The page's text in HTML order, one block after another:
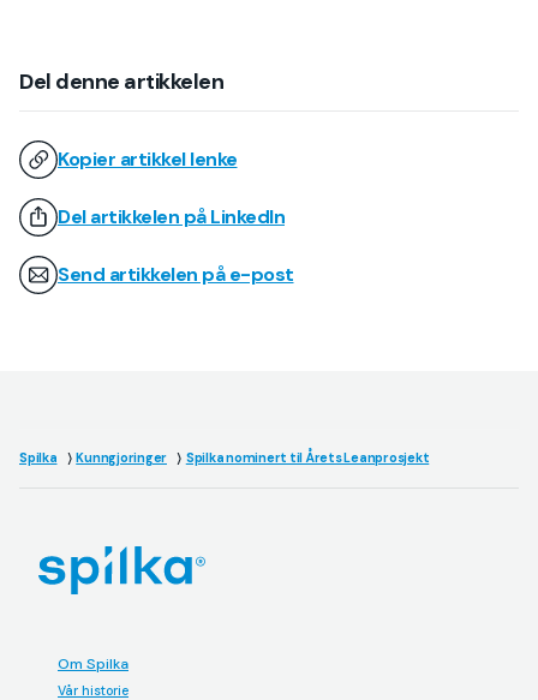
Del denne artikkelen
Kopier artikkel lenke
Del artikkelen på LinkedIn
Send artikkelen på e-post
Spilka Kunngjoringer Spilka nominert til Årets Leanprosjekt
Om Spilka
Vår historie